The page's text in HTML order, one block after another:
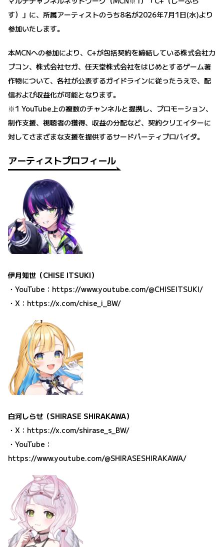
す）」に、所属アーティストのうち8名が2026年7月1日(水)より
参加いたします。
本MCNへの参加により、C+が包括契約を締結している株式会社カ
プコン、株式会社セガ、任天堂株式会社をはじめとするゲーム著
作物について、各社が公表するガイドラインに従ったうえで、配
信および収益化が可能となります。
※1 YouTube上の複数のチャンネルと提携し、プロモーション、
制作支援、視聴者の獲得、収益の分配など、契約クリエイターに
対してさまざまな支援を提供するサードパーティプロバイダ。
アーティストプロフィール
伊月知世（CHISE ITSUKI）
・YouTube： https://www.youtube.com/@CHISEITSUKI/
・X： https://x.com/chise_i_BW/
白河しらせ（SHIRASE SHIRAKAWA）
・X： https://x.com/shirase_s_BW/
・YouTube：
https://www.youtube.com/@SHIRASESHIRAKAWA/